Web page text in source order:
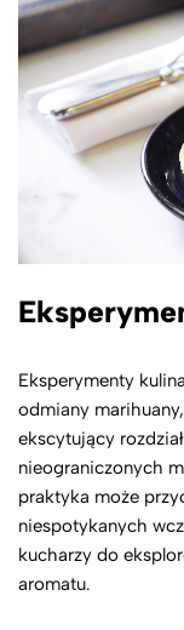
Eksperymenty
odmiany
ekscytujący
nieograniczonych
praktyka może
niespotykanych
kucharzy do
aromatu.